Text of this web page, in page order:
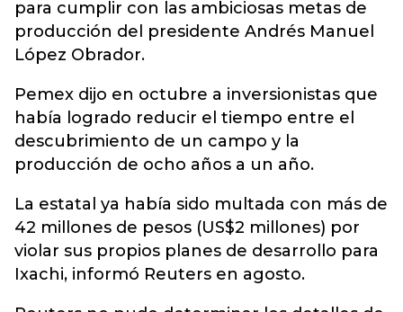
para cumplir con las ambiciosas metas de
producción del presidente Andrés Manuel
López Obrador.
Pemex dijo en octubre a inversionistas que
había logrado reducir el tiempo entre el
descubrimiento de un campo y la
producción de ocho años a un año.
La estatal ya había sido multada con más de
42 millones de pesos (US$2 millones) por
violar sus propios planes de desarrollo para
Ixachi, informó Reuters en agosto.